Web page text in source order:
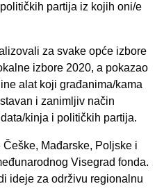
partija iz kojih oni/e
za svake opće izbore
izbore 2020, a pokazao
alat koji građanima/kama
i zanimljiv način
kinja i političkih partija.
Mađarske, Poljske i
Visegrad fonda.
ideje za održivu regionalnu